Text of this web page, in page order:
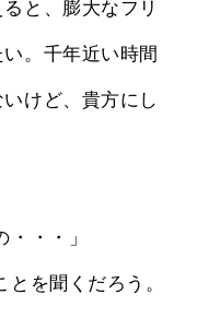
と、膨大なフリ
。千年近い時間
けど、貴方にし
・・・」